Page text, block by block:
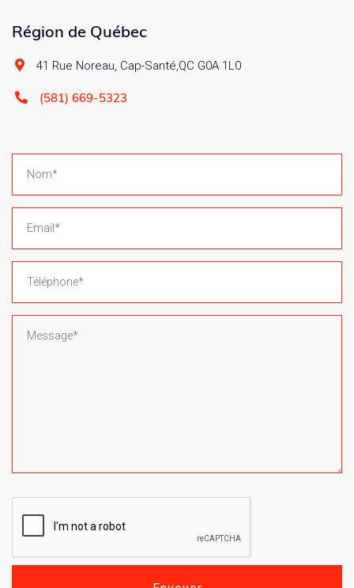
Région de Québec
 41 Rue Noreau, Cap-Santé,QC G0A 1L0
 (581) 669-5323